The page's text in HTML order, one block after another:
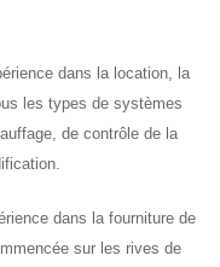
dans la location, la
les types de systèmes
de contrôle de la
dans la fourniture de
sur les rives de